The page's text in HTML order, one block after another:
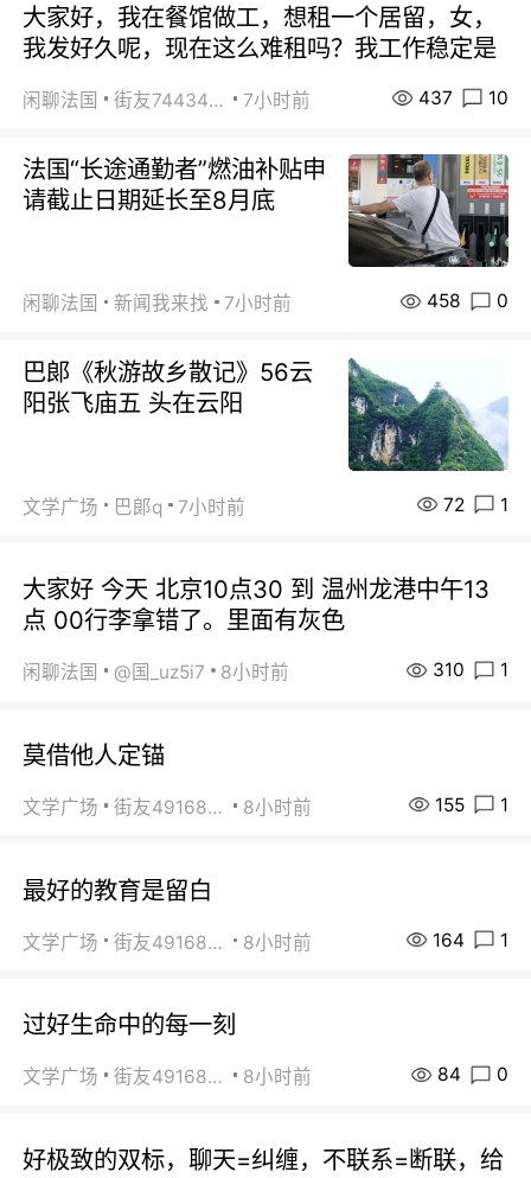
大家好，我在餐馆做工，想租一个居留，女，
我发好久呢，现在这么难租吗？我工作稳定是
闲聊法国 街友74434350 7小时前 437 10
法国“长途通勤者”燃油补贴申
请截止日期延长至8月底
闲聊法国 新闻我来找 7小时前 458 0
巴郞《秋游故乡散记》56云
阳张飞庙五 头在云阳
文学广场 巴郞q 7小时前 72 1
大家好 今天 北京10点30 到 温州龙港中午13
点 00行李拿错了。里面有灰色
闲聊法国 @国_uz5i7 8小时前 310 1
莫借他人定锚
文学广场 街友49168527 8小时前 155 1
最好的教育是留白
文学广场 街友49168527 8小时前 164 1
过好生命中的每一刻
文学广场 街友49168527 8小时前 84 0
好极致的双标，聊天=纠缠，不联系=断联，给